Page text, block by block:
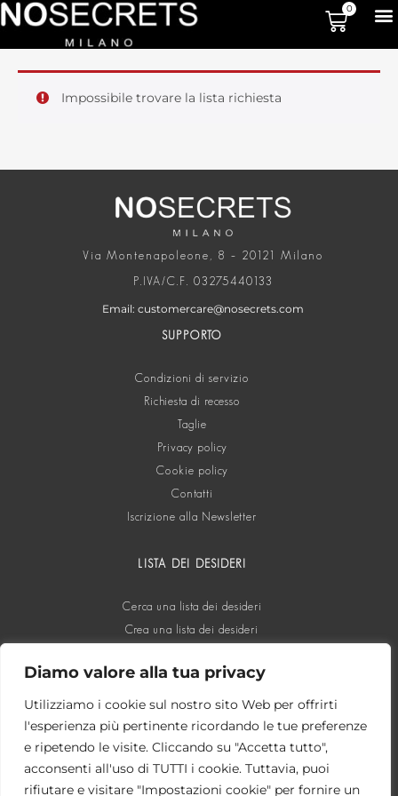
Diamo valore alla tua privacy
Utilizziamo i cookie sul nostro sito Web per offrirti
l'esperienza più pertinente ricordando le tue preferenze
e ripetendo le visite. Cliccando su "Accetta tutto",
acconsenti all'uso di TUTTI i cookie. Tuttavia, puoi
rifiutare e visitare "Impostazioni cookie" per fornire un
0
Impossibile trovare la lista richiesta
Via Montenapoleone, 8 – 20121 Milano
P.IVA/C.F. 03275440133
Email: customercare@nosecrets.com
SUPPORTO
Condizioni di servizio
Richiesta di recesso
Taglie
Privacy policy
Cookie policy
Contatti
Iscrizione alla Newsletter
LISTA DEI DESIDERI
Cerca una lista dei desideri
Crea una lista dei desideri
SOCIAL